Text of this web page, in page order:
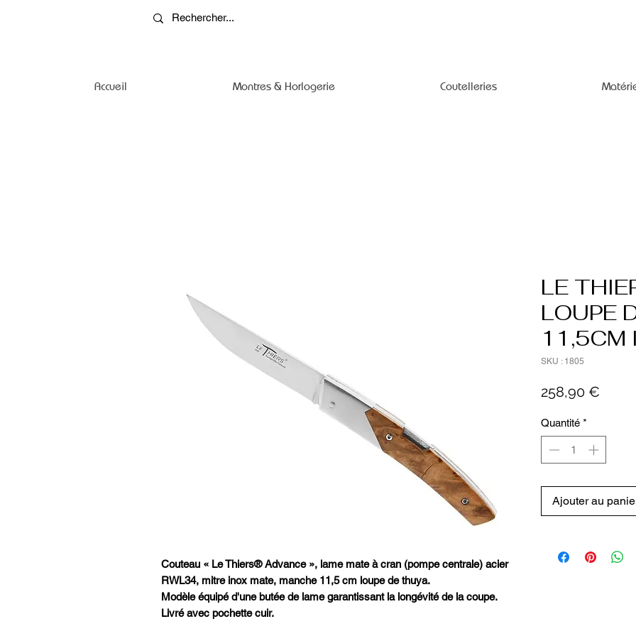
Accueil Montres & Horlogerie Coutelleries
Couteau « Le Thiers® Advance », lame mate à cran (pompe centrale) acier
RWL34, mitre inox mate, manche 11,5 cm loupe de thuya.
Modèle équipé d'une butée de lame garantissant la longévité de la coupe.
Livré avec pochette cuir.
LE
LOUPE
11,5CM
SKU : 1805
258,90 €
Quantité *
Ajouter au